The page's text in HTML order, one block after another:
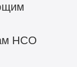
НСО